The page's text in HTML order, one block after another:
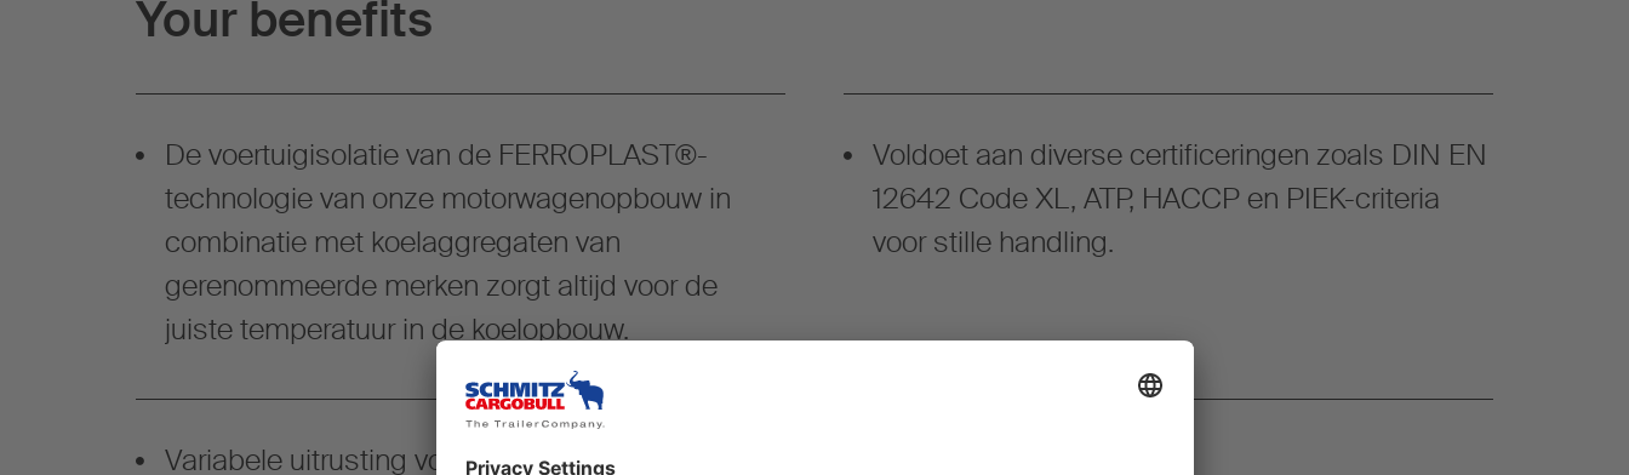
Your benefits
De voertuigisolatie van de FERROPLAST®-
technologie van onze motorwagenopbouw in
combinatie met koelaggregaten van
gerenommeerde merken zorgt altijd voor de
juiste temperatuur in de koelopbouw.
Voldoet aan diverse certificeringen zoals DIN EN
12642 Code XL, ATP, HACCP en PIEK-criteria
voor stille handling.
Variabele uitrusting voor de individuele verdeling